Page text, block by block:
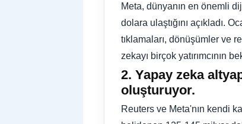
Meta, dünyanın en önemli
dolara ulaştığını açıkladı.
tıklamaları, dönüşümler ve
zekayı birçok yatırımcının
2. Yapay zeka
oluşturuyor.
Reuters ve Meta'nın kendi